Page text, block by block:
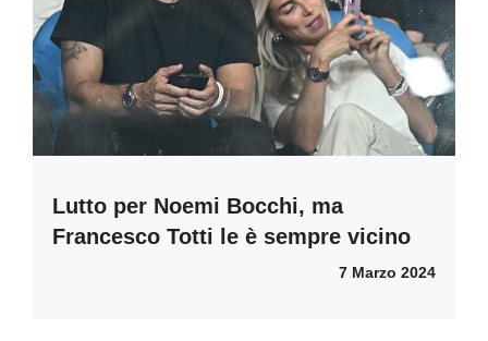
Lutto per Noemi Bocchi, ma
Francesco Totti le è sempre vicino
7 Marzo 2024